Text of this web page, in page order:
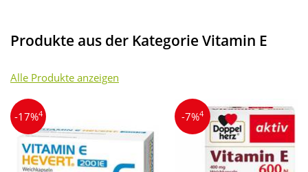
Produkte aus der Kategorie Vitamin E
Alle Produkte anzeigen
-17%4 -7%4